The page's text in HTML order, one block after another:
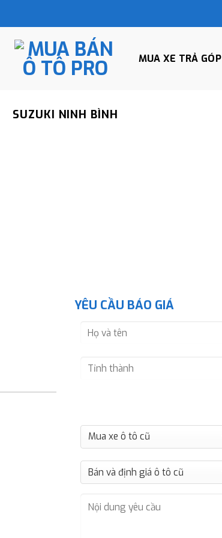
MUA XE TRẢ GÓP
SUZUKI NINH BÌNH
YÊU CẦU BÁO GIÁ